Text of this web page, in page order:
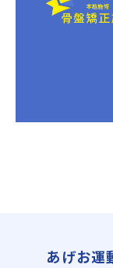
あげお運